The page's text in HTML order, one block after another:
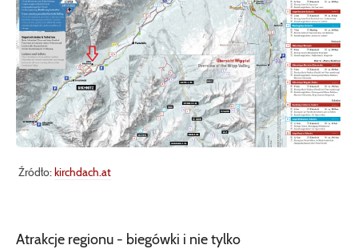
Źródło:kirchdach.at
Atrakcje regionu - biegówki i nie tylko